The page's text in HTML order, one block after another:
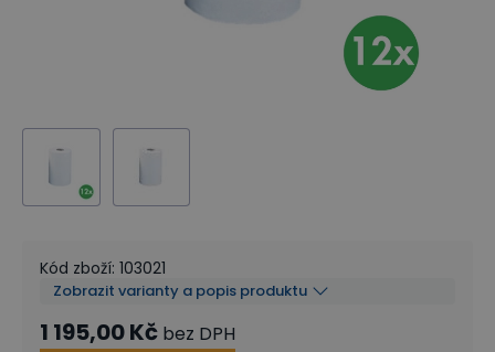
Kód zboží: 103021
Zobrazit varianty a popis produktu
1 195,00 Kč bez DPH